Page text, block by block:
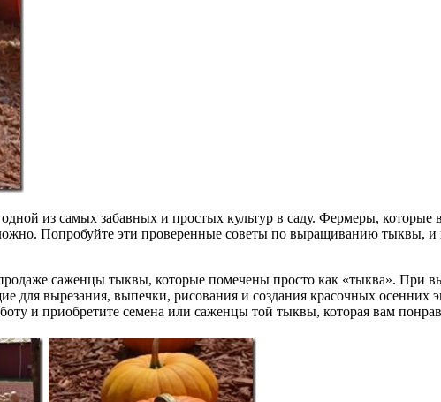
из самых забавных и простых культур в саду. Фермеры,
Попробуйте эти проверенные советы по выращиванию тыквы, и
саженцы тыквы, которые помечены просто как «тыква». При
для вырезания, выпечки, рисования и создания красочных
и приобретите семена или саженцы той тыквы, которая вам